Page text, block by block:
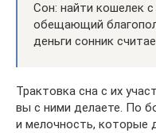
Сон: найти кошелек
обещающий
деньги сонник
Трактовка сна с их
вы с ними делаете. По
и мелочность, которые